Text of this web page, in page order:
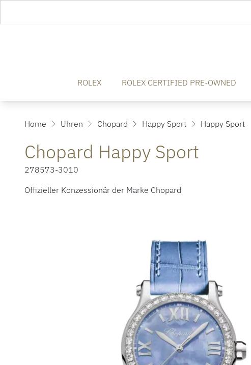
ROLEX ROLEX CERTIFIED PRE-OWNED
Home Uhren Chopard Happy Sport Happy Sport
Chopard Happy Sport
278573-3010
Offizieller Konzessionär der Marke Chopard